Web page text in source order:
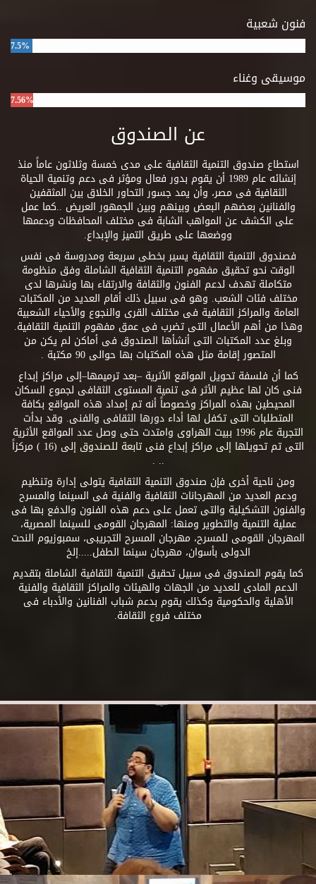
فنون شعبية
7.5%
موسيقى وغناء
7.56%
عن الصندوق
استطاع صندوق التنمية الثقافية على مدى خمسة وثلاثون عاماً منذ
إنشائه عام 1989 أن يقوم بدور فعال ومؤثر فى دعم وتنمية الحياة
الثقافية فى مصر، وأن يمد جسور التحاور الخلاق بين المثقفين
والفنانين بعضهم البعض وبينهم وبين الجمهور العريض ..كما عمل
على الكشف عن المواهب الشابة فى مختلف المحافظات ودعمها
ووضعها على طريق التميز والإبداع.
فصندوق التنمية الثقافية يسير بخطى سريعة ومدروسة فى نفس
الوقت نحو تحقيق مفهوم التنمية الثقافية الشاملة وفق منظومة
متكاملة تهدف لدعم الفنون والثقافة والارتقاء بها ونشرها لدى
مختلف فئات الشعب. وهو فى سبيل ذلك أقام العديد من المكتبات
العامة والمراكز الثقافية فى مختلف القرى والنجوع والأحياء الشعبية
وهذا من أهم الأعمال التى تضرب فى عمق مفهوم التنمية الثقافية.
وبلغ عدد المكتبات التى أنشأها الصندوق فى أماكن لم يكن من
المتصور إقامة مثل هذه المكتبات بها حوالى 90 مكتبة .
كما أن فلسفة تحويل المواقع الأثرية –بعد ترميمها–إلى مراكز إبداع
فنى كان لها عظيم الأثر فى تنمية المستوى الثقافى لجموع السكان
المحيطين بهذه المراكز وخصوصاً أنه تم إمداد هذه المواقع بكافة
المتطلبات التى تكفل لها أداء دورها الثقافى والفنى. وقد بدأت
التجربة عام 1996 ببيت الهراوى وامتدت حتى وصل عدد المواقع الأثرية
التى تم تحويلها إلى مراكز إبداع فنى تابعة للصندوق إلى (16 ) مركزاً
.. .
ومن ناحية أخرى فإن صندوق التنمية الثقافية يتولى إدارة وتنظيم
ودعم العديد من المهرجانات الثقافية والفنية فى السينما والمسرح
والفنون التشكيلية والتى تعمل على دعم هذه الفنون والدفع بها فى
عملية التنمية والتطوير ومنها: المهرجان القومى للسينما المصرية،
المهرجان القومى للمسرح، مهرجان المسرح التجريبى، سمبوزيوم النحت
الدولى بأسوان، مهرجان سينما الطفل.....إلخ
كما يقوم الصندوق فى سبيل تحقيق التنمية الثقافية الشاملة بتقديم
الدعم المادى للعديد من الجهات والهيئات والمراكز الثقافية والفنية
الأهلية والحكومية وكذلك يقوم بدعم شباب الفنانين والأدباء فى
مختلف فروع الثقافة.